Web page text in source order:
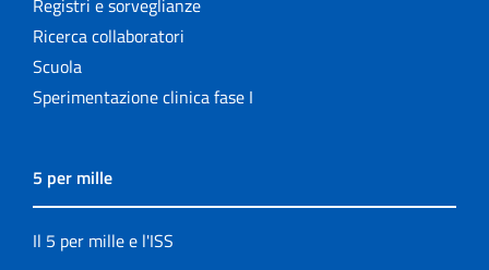
Registri e sorveglianze
Ricerca collaboratori
Scuola
Sperimentazione clinica fase I
5 per mille
Il 5 per mille e l'ISS